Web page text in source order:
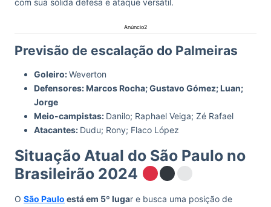
com sua sólida defesa e ataque versátil.
Anúncio2
Previsão de escalação do Palmeiras
Goleiro:Weverton
Defensores: Marcos Rocha; Gustavo Gómez; Luan;
Jorge
Meio-campistas: Danilo; Raphael Veiga; Zé Rafael
Atacantes: Dudu; Rony; Flaco López
Situação Atual do São Paulo no
Brasileirão 2024
O São Paulo está em 5º lugar e busca uma posição de